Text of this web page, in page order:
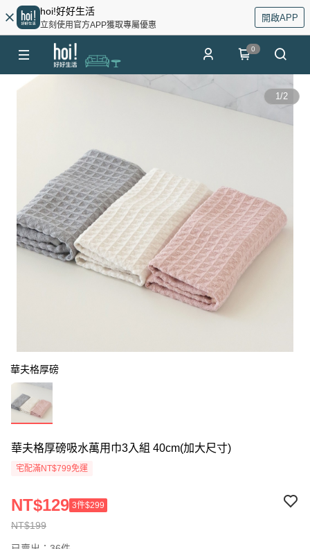
hoi!好好生活
立刻使用官方APP獲取專屬優惠
開啟APP
0
1/2
華夫格厚磅
華夫格厚磅吸水萬用巾3入組 40cm(加大尺寸)
宅配滿NT$799免運
NT$199
NT$129 3件$299